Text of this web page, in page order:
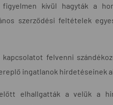
figyelmen kívül hagyták a
szerződési feltételek
felvenni
ingatlanok hirdetéseinek
elhallgatták a velük a